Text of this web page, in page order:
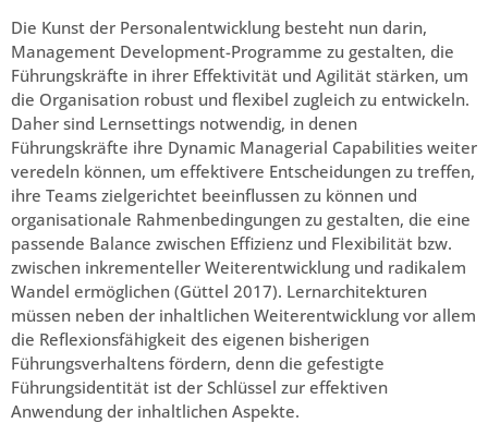
Die Kunst der Personalentwicklung besteht nun darin,
Management Development-Programme zu gestalten, die
Führungskräfte in ihrer Effektivität und Agilität stärken, um
die Organisation robust und flexibel zugleich zu entwickeln.
Daher sind Lernsettings notwendig, in denen
Führungskräfte ihre Dynamic Managerial Capabilities weiter
veredeln können, um effektivere Entscheidungen zu treffen,
ihre Teams zielgerichtet beeinflussen zu können und
organisationale Rahmenbedingungen zu gestalten, die eine
passende Balance zwischen Effizienz und Flexibilität bzw.
zwischen inkrementeller Weiterentwicklung und radikalem
Wandel ermöglichen (Güttel 2017). Lernarchitekturen
müssen neben der inhaltlichen Weiterentwicklung vor allem
die Reflexionsfähigkeit des eigenen bisherigen
Führungsverhaltens fördern, denn die gefestigte
Führungsidentität ist der Schlüssel zur effektiven
Anwendung der inhaltlichen Aspekte.